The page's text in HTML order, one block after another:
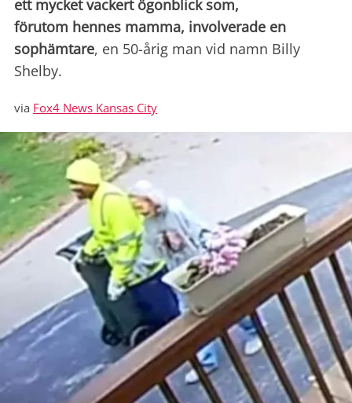
ett mycket vackert ögonblick som,
förutom hennes mamma, involverade en
sophämtare, en 50-årig man vid namn Billy
Shelby.
via Fox4 News Kansas City